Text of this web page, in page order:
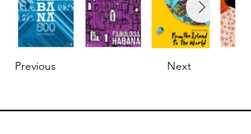
Previous Next